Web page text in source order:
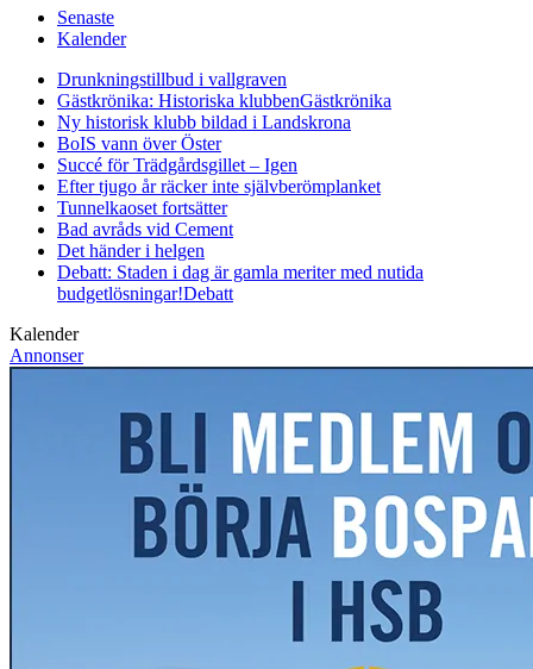
Senaste
Kalender
Drunkningstillbud i vallgraven
Gästkrönika: Historiska klubbenGästkrönika
Ny historisk klubb bildad i Landskrona
BoIS vann över Öster
Succé för Trädgårdsgillet – Igen
Efter tjugo år räcker inte självberömplanket
Tunnelkaoset fortsätter
Bad avråds vid Cement
Det händer i helgen
Debatt: Staden i dag är gamla meriter med nutida
budgetlösningar!Debatt
Kalender
Annonser